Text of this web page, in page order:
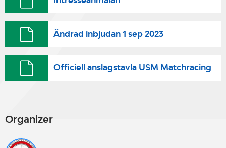
Ändrad inbjudan 1 sep 2023
Officiell anslagstavla USM Matchracing
Organizer